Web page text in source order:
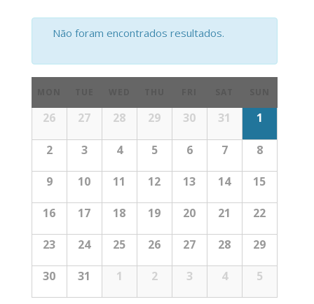
Não foram encontrados resultados.
26 27 28 29 30 31 1
2 3 4 5 6 7 8
9 10 11 12 13 14 15
16 17 18 19 20 21 22
23 24 25 26 27 28 29
30 31 1 2 3 4 5